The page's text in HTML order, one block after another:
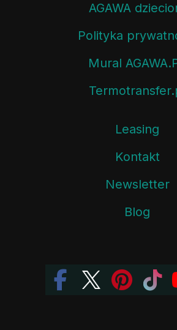
AGAWA
Polityka
Mural
Leasing
Kontakt
Newsletter
Blog